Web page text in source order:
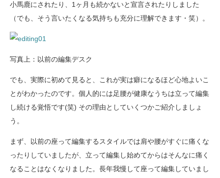
小馬鹿にされたり、1ヶ月も続かないと宣言されたりしました
（でも、そう言いたくなる気持ちも充分に理解できます・笑）。
写真上：以前の編集デスク
でも、実際に初めて見ると、これが実は癖になるほど心地よいこ
とがわかったのです。個人的には足腰が健康なうちは立って編集
し続ける覚悟です(笑) その理由としていくつかご紹介しましょ
う。
まず、以前の座って編集するスタイルでは肩や腰がすぐに痛くな
ったりしていましたが、立って編集し始めてからはそんなに痛く
なることはなくなりました。長年我慢して座って編集していまし